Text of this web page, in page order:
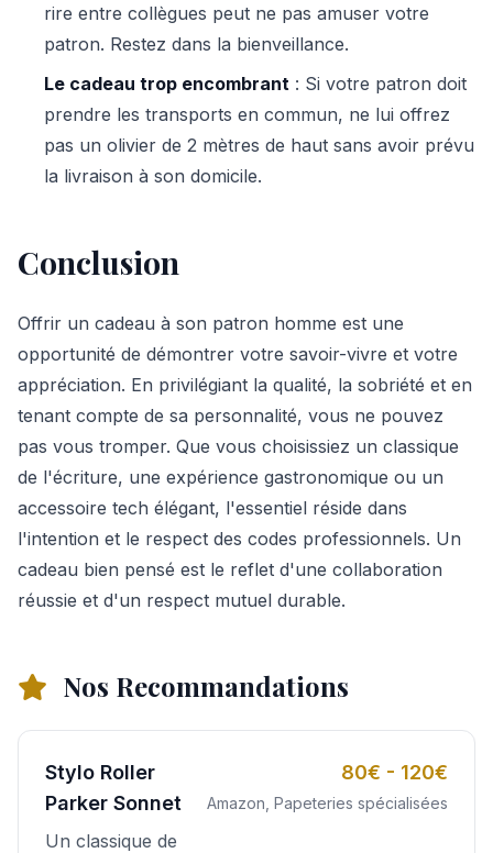
rire entre collègues peut ne pas amuser votre
patron. Restez dans la bienveillance.
Le cadeau trop encombrant : Si votre patron doit
prendre les transports en commun, ne lui offrez
pas un olivier de 2 mètres de haut sans avoir prévu
la livraison à son domicile.
Conclusion
Offrir un cadeau à son patron homme est une
opportunité de démontrer votre savoir-vivre et votre
appréciation. En privilégiant la qualité, la sobriété et en
tenant compte de sa personnalité, vous ne pouvez
pas vous tromper. Que vous choisissiez un classique
de l'écriture, une expérience gastronomique ou un
accessoire tech élégant, l'essentiel réside dans
l'intention et le respect des codes professionnels. Un
cadeau bien pensé est le reflet d'une collaboration
réussie et d'un respect mutuel durable.
Nos Recommandations
Stylo Roller
Parker Sonnet
Un classique de
80€ - 120€
Amazon, Papeteries spécialisées